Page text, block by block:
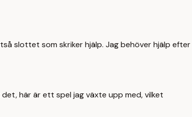
slottet som skriker hjälp. Jag behöver hjälp efter
här är ett spel jag växte upp med, vilket